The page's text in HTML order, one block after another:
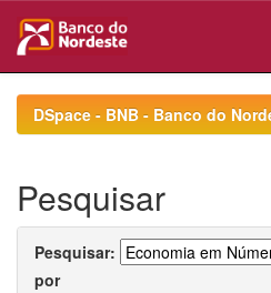
navigationDSpace - BNB - Banco do
Pesquisar
Pesquisar:
por